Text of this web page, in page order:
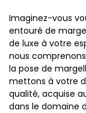
Imaginez-vous
entouré de
de luxe à votre
nous
la pose de
mettons à votre
qualité, acquise
dans le domaine